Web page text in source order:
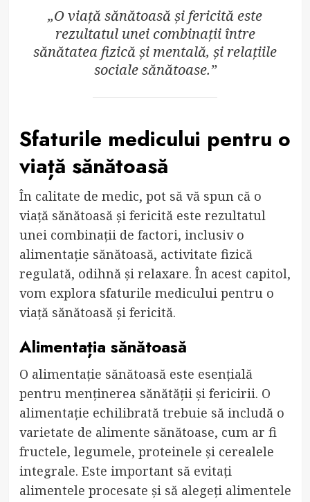
„O viață sănătoasă și fericită este
rezultatul unei combinații între
sănătatea fizică și mentală, și relațiile
sociale sănătoase.”
Sfaturile medicului pentru o
viață sănătoasă
În calitate de medic, pot să vă spun că o
viață sănătoasă și fericită este rezultatul
unei combinații de factori, inclusiv o
alimentație sănătoasă, activitate fizică
regulată, odihnă și relaxare. În acest capitol,
vom explora sfaturile medicului pentru o
viață sănătoasă și fericită.
Alimentația sănătoasă
O alimentație sănătoasă este esențială
pentru menținerea sănătății și fericirii. O
alimentație echilibrată trebuie să includă o
varietate de alimente sănătoase, cum ar fi
fructele, legumele, proteinele și cerealele
integrale. Este important să evitați
alimentele procesate și să alegeți alimentele